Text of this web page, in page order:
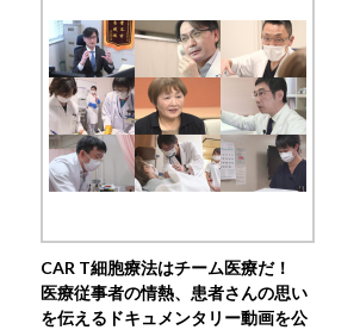
CAR T細胞療法はチーム医療だ！
医療従事者の情熱、患者さんの思い
を伝えるドキュメンタリー動画を公